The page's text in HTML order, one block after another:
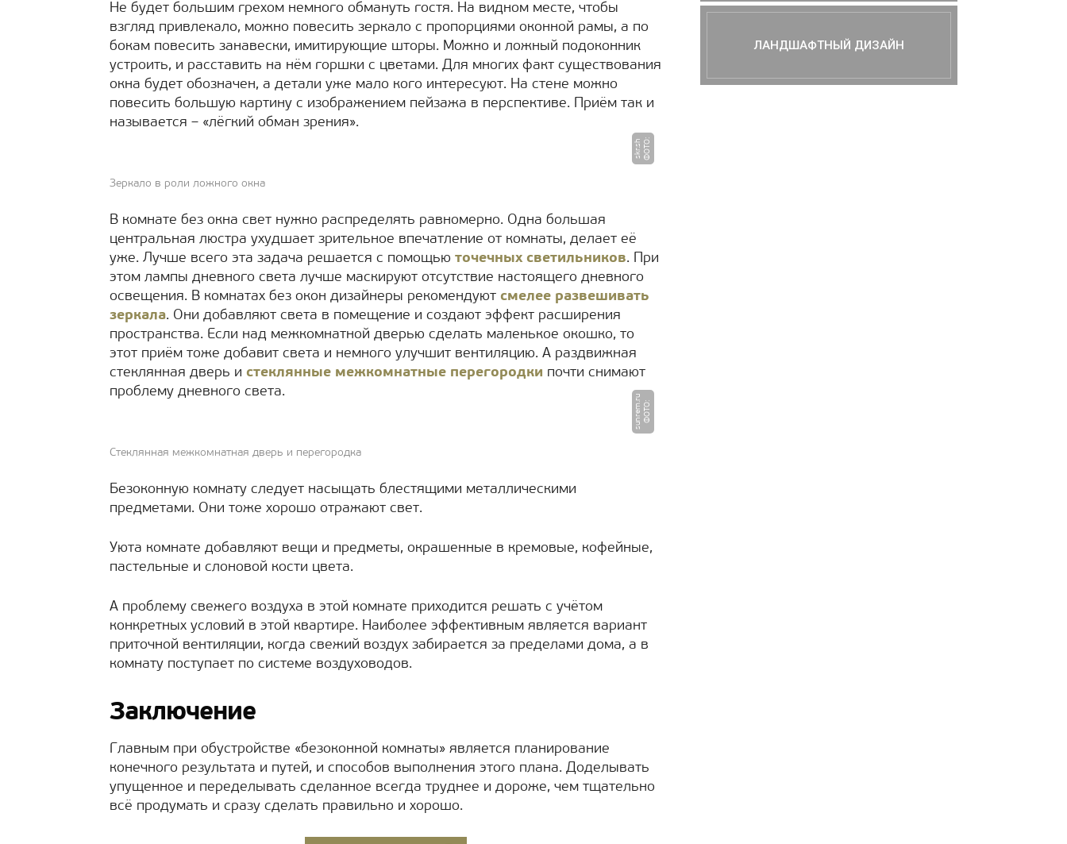
Не будет большим грехом немного обмануть гостя. На видном месте, чтобы
взгляд привлекало, можно повесить зеркало с пропорциями оконной рамы, а по
бокам повесить занавески, имитирующие шторы. Можно и ложный подоконник
устроить, и расставить на нём горшки с цветами. Для многих факт существования
окна будет обозначен, а детали уже мало кого интересуют. На стене можно
повесить большую картину с изображением пейзажа в перспективе. Приём так и
называется – «лёгкий обман зрения».
Ф
О
Т
О:
s
k
r.
s
h
Зеркало в роли ложного окна
В комнате без окна свет нужно распределять равномерно. Одна большая
центральная люстра ухудшает зрительное впечатление от комнаты, делает её
уже. Лучше всего эта задача решается с помощью точечных светильников. При
этом лампы дневного света лучше маскируют отсутствие настоящего дневного
освещения. В комнатах без окон дизайнеры рекомендуют смелее развешивать
зеркала. Они добавляют света в помещение и создают эффект расширения
пространства. Если над межкомнатной дверью сделать маленькое окошко, то
этот приём тоже добавит света и немного улучшит вентиляцию. А раздвижная
стеклянная дверь и стеклянные межкомнатные перегородки почти снимают
проблему дневного света.
Ф
О
Т
О
:
s
u
n
r
e
m.
r
u
Стеклянная межкомнатная дверь и перегородка
Безоконную комнату следует насыщать блестящими металлическими
предметами. Они тоже хорошо отражают свет.
Уюта комнате добавляют вещи и предметы, окрашенные в кремовые, кофейные,
пастельные и слоновой кости цвета.
А проблему свежего воздуха в этой комнате приходится решать с учётом
конкретных условий в этой квартире. Наиболее эффективным является вариант
приточной вентиляции, когда свежий воздух забирается за пределами дома, а в
комнату поступает по системе воздуховодов.
Заключение
Главным при обустройстве «безоконной комнаты» является планирование
конечного результата и путей, и способов выполнения этого плана. Доделывать
упущенное и переделывать сделанное всегда труднее и дороже, чем тщательно
всё продумать и сразу сделать правильно и хорошо.
ЛАНДШАФТНЫЙ ДИЗАЙН